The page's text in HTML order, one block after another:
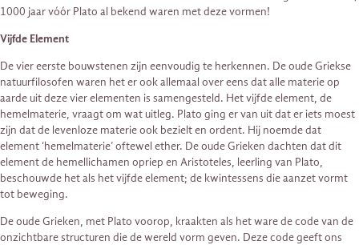
1000 jaar vóór Plato al bekend waren met deze vormen!
Vijfde Element
De vier eerste bouwstenen zijn eenvoudig te herkennen. De oude Griekse
natuurfilosofen waren het er ook allemaal over eens dat alle materie op
aarde uit deze vier elementen is samengesteld. Het vijfde element, de
hemelmaterie, vraagt om wat uitleg. Plato ging er van uit dat er iets moest
zijn dat de levenloze materie ook bezielt en ordent. Hij noemde dat
element ‘hemelmaterie’ oftewel ether. De oude Grieken dachten dat dit
element de hemellichamen opriep en Aristoteles, leerling van Plato,
beschouwde het als het vijfde element; de kwintessens die aanzet vormt
tot beweging.
De oude Grieken, met Plato voorop, kraakten als het ware de code van de
onzichtbare structuren die de wereld vorm geven. Deze code geeft ons